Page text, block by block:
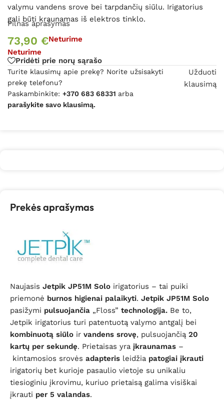
valymu vandens srove bei tarpdančių siūlu. Irigatorius
gali būti kraunamas iš elektros tinklo.
Pilnas aprašymas
73,90 €Neturime
Neturime
Pridėti prie norų sąrašo
Turite klausimų apie prekę? Norite užsisakyti
prekę telefonu?
Paskambinkite: +370 683 68331 arba
parašykite savo klausimą.
Užduoti
klausimą
Prekės aprašymas
Naujasis Jetpik JP51M Solo irigatorius – tai puiki
priemonė burnos higienai palaikyti. Jetpik JP51M Solo
pasižymi pulsuojančia „Floss” technologija. Be to,
Jetpik irigatorius turi patentuotą valymo antgalį bei
kombinuotą siūlo ir vandens srovę, pulsuojančią 20
kartų per sekundę. Prietaisas yra įkraunamas –
kintamosios srovės adapteris leidžia patogiai įkrauti
irigatorių bet kurioje pasaulio vietoje su unikaliu
tiesioginiu įkrovimu, kuriuo prietaisą galima visiškai
įkrauti per 5 valandas.